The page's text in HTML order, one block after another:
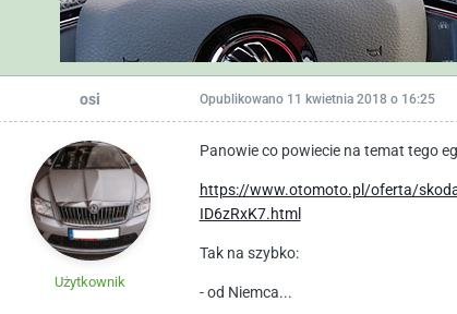
osi
Użytkownik
Opublikowano 11 kwietnia 2018 o 16:25
Panowie co powiecie na temat tego
https://www.otomoto.pl/oferta/
ID6zRxK7.html
Tak na szybko:
- od Niemca...